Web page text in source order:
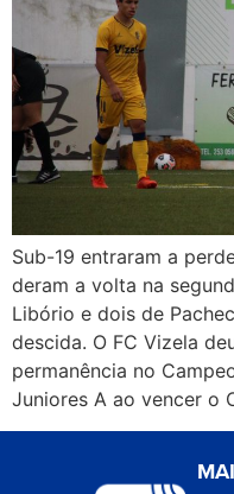
Sub-19 entraram a
deram a volta na
Libório e dois de
descida. O FC Vizela
permanência no
Juniores A ao vencer o